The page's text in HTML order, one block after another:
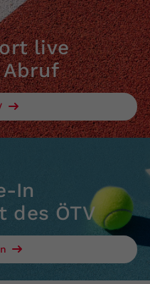
live
In
des ÖTV